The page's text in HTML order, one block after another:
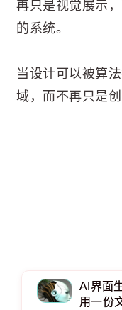
再只是视觉展示
的系统。
当设计可以被算
域，而不再只是创
AI界面
用一份